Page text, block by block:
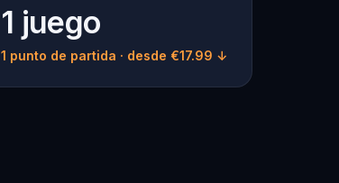
1 juego
1 punto de partida · desde €17.99 ↓